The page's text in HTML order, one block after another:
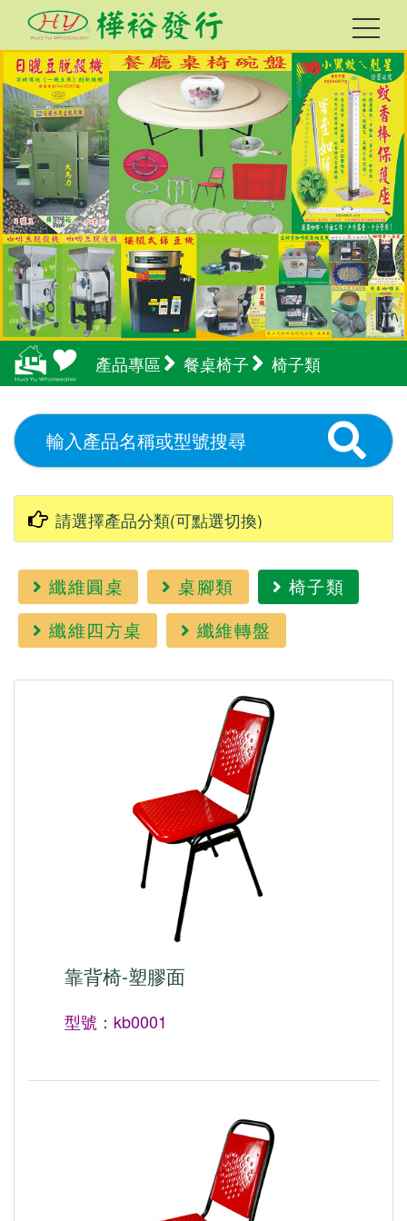
產品專區 餐桌椅子 椅子類
纖維圓桌 桌腳類
椅子類
纖維四方桌
纖維轉盤
靠背椅-塑膠面
型號：kb0001